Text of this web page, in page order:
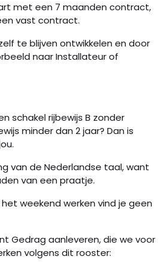
met een 7 maanden contract,
vast contract.
te blijven ontwikkelen en door
naar Installateur of
schakel rijbewijs B zonder
minder dan 2 jaar? Dan is
van de Nederlandse taal, want
van een praatje.
weekend werken vind je geen
Gedrag aanleveren, die we voor
volgens dit rooster: